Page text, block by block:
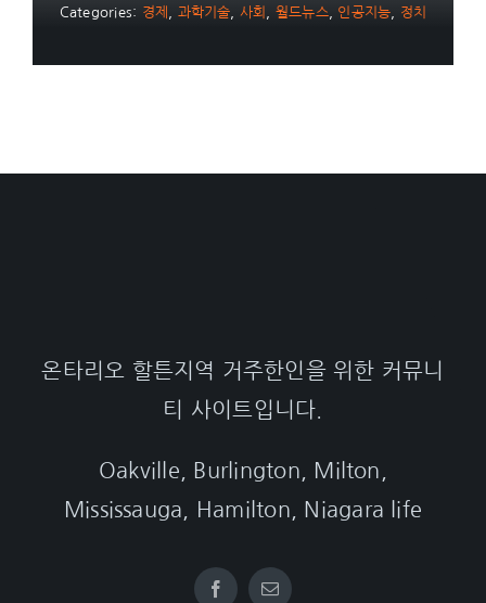
Categories: 경제 과학기술 사회 월드뉴스, 인공지능 정치
온타리오 할튼지역 거주한인을 위한 커뮤니
티 사이트입니다.
Oakville, Burlington, Milton,
Mississauga, Hamilton, Niagara life